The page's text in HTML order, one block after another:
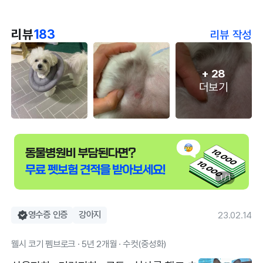
리뷰183 리뷰 작성
+28
더보기
1 / 1
영수증 인증 강아지 23.02.14
웰시 코기 펨브로크 · 5년 2개월 · 수컷(중성화)